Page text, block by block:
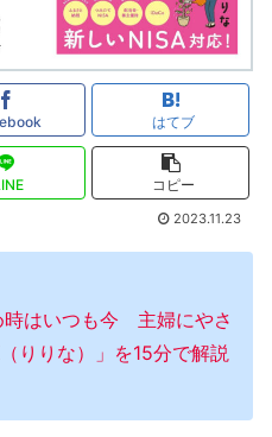
はてブ
コピー
2023.11.23
時はいつも今 主婦にやさ
りりな）」を15分で解説